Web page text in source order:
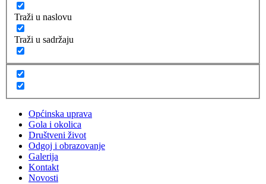
Traži u naslovu
Traži u sadržaju
Općinska uprava
Gola i okolica
Društveni život
Odgoj i obrazovanje
Galerija
Kontakt
Novosti